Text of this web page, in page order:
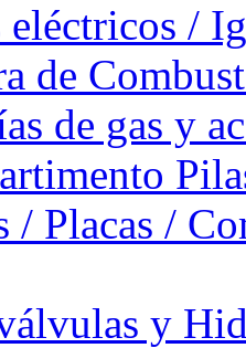
eléctricos /
de
de gas y
/ Placas /
y